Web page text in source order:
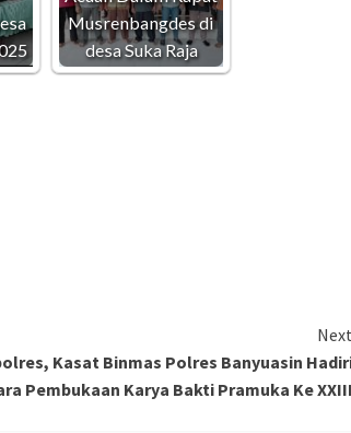
Musrenbangdes di
desa Suka Raja
Next
Kasat Binmas Polres Banyuasin
Pembukaan Karya Bakti Pramuka Ke XXIII